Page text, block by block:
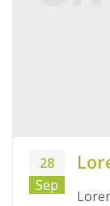
28
Sep